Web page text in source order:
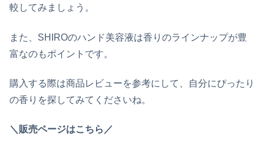
較してみましょう。
また、 SHIROのハンド美容液は香りのラインナップが豊
富なのもポイントです。
購入する際は商品レビューを参考にして、自分にぴったり
の香りを探してみてくださいね。
＼販売ページはこちら／